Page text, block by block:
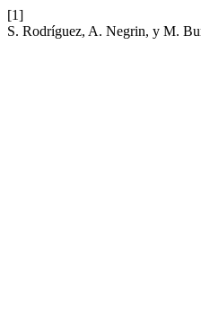
[1]
S. Rodríguez, A. Negrin, y M.